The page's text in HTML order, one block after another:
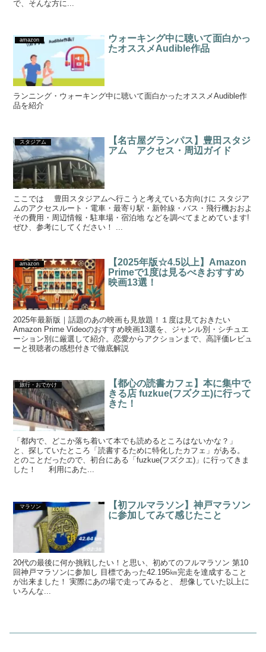
で、そんな方に...
amazon
ウォーキング中に聴いて面白かっ
たオススメAudible作品
ランニング・ウォーキング中に聴いて面白かったオススメAudible作
品を紹介
スタジアム
【名古屋グランパス】豊田スタジ
アム アクセス・周辺ガイド
ここでは 豊田スタジアムへ行こうと考えている方向けに スタジア
ムのアクセスルート・電車・最寄り駅・新幹線・バス・飛行機おおよ
その費用・周辺情報・駐車場・宿泊地 などを調べてまとめています!
ぜひ、参考にしてください！ ...
amazon
【2025年版☆4.5以上】Amazon
Primeで1度は見るべきおすすめ
映画13選！
2025年最新版｜話題のあの映画も見放題！１度は見ておきたい
Amazon Prime Videoのおすすめ映画13選を、ジャンル別・シチュエ
ーション別に厳選して紹介。恋愛からアクションまで、高評価レビュ
ーと視聴者の感想付きで徹底解説
旅行・おでかけ
【都心の読書カフェ】本に集中で
きる店 fuzkue(フズクエ)に行って
きた！
「都内で、どこか落ち着いて本でも読めるところはないかな？」
と、探していたところ「読書するために特化したカフェ」がある。
とのことだったので、初台にある「fuzkue(フズクエ)」に行ってきま
した！ 利用にあた...
マラソン
【初フルマラソン】神戸マラソン
に参加してみて感じたこと
20代の最後に何か挑戦したい！と思い、初めてのフルマラソン 第10
回神戸マラソンに参加し 目標であった42.195㎞完走を達成すること
が出来ました！ 実際にあの場で走ってみると、 想像していた以上に
いろんな...